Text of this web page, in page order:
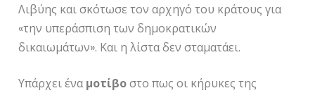
Λιβύης και σκότωσε τον αρχηγό του κράτους για
«την υπεράσπιση των δημοκρατικών
δικαιωμάτων». Και η λίστα δεν σταματάει.
Υπάρχει έναμοτίβοστο πως οι κήρυκες της